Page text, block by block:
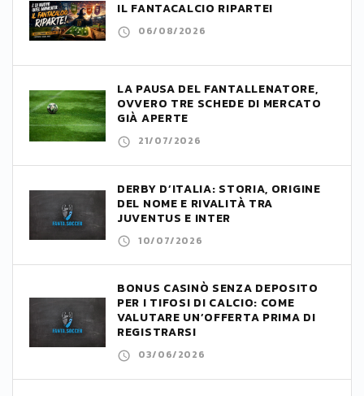
IL FANTACALCIO RIPARTE!
06/08/2026
LA PAUSA DEL FANTALLENATORE,
OVVERO TRE SCHEDE DI MERCATO
GIÀ APERTE
21/07/2026
DERBY D’ITALIA: STORIA, ORIGINE
DEL NOME E RIVALITÀ TRA
JUVENTUS E INTER
10/07/2026
BONUS CASINÒ SENZA DEPOSITO
PER I TIFOSI DI CALCIO: COME
VALUTARE UN’OFFERTA PRIMA DI
REGISTRARSI
03/06/2026